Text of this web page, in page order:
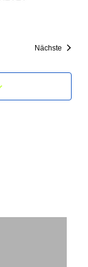
Nächste